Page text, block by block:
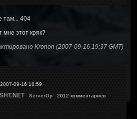
там... 404
мне этот кряк?
Kronon (2007-09-16 19:37 GMT)
09-16 18:59
ServerOp 2012 комментариев